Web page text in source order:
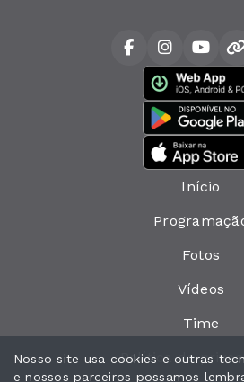
Início
Fotos
Vídeos
Time
Política de
Nosso site usa cookies e outras
e nossos parceiros possamos